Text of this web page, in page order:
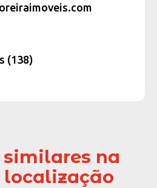
(138)
na
localização